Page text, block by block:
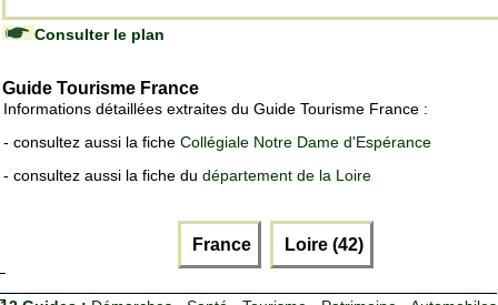
Consulter le plan
Guide Tourisme France
Informations détaillées extraites du Guide Tourisme France :
- consultez aussi la fiche Collégiale Notre Dame d'Espérance
- consultez aussi la fiche du département de la Loire
France Loire (42)